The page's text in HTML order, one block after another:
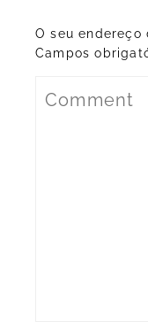
O seu
Campos